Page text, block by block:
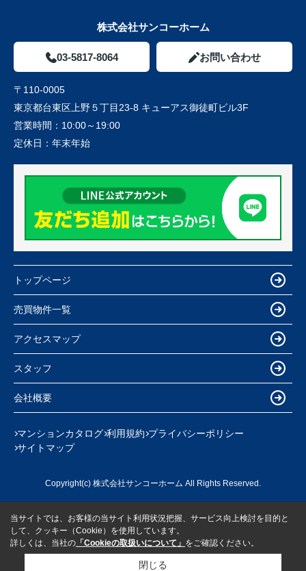
株式会社サンコーホーム
03-5817-8064 お問い合わせ
〒110-0005
東京都台東区上野５丁目23-8 キューアス御徒町ビル3F
営業時間： 10:00～19:00
定休日： 年末年始
トップページ
売買物件一覧
アクセスマップ
スタッフ
会社概要
マンションカタログ 利用規約 プライバシーポリシー
サイトマップ
Copyright(c) 株式会社サンコーホーム All Rights Reserved.
当サイトでは、お客様の当サイト利用状況把握、サービス向上検討を目的と
して、クッキー（Cookie）を使用しています。
詳しくは、当社の 「Cookieの取扱いについて」 をご確認ください。
閉じる